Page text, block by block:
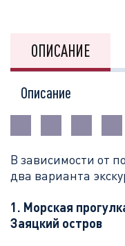
ОПИСАНИЕ
Описание
В зависимости от
два варианта
1. Морская
Заяцкий остров